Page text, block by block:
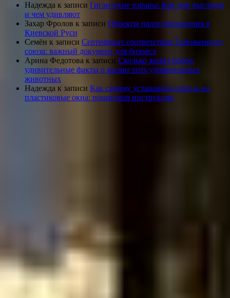
Надежда к записи Гигантские вараны: Как они выглядят
и чем удивляют
Захар Фролов к записи Объекты налогообложения в
Киевской Руси
Семён к записи Сертификат соответствия Таможенного
союза: важный документ для бизнеса
Арина Федотова к записи Сколько живет бобер:
удивительные факты о жизни этих удивительных
животных
Надежда к записи Как самому установить откосы на
пластиковые окна: пошаговая инструкция